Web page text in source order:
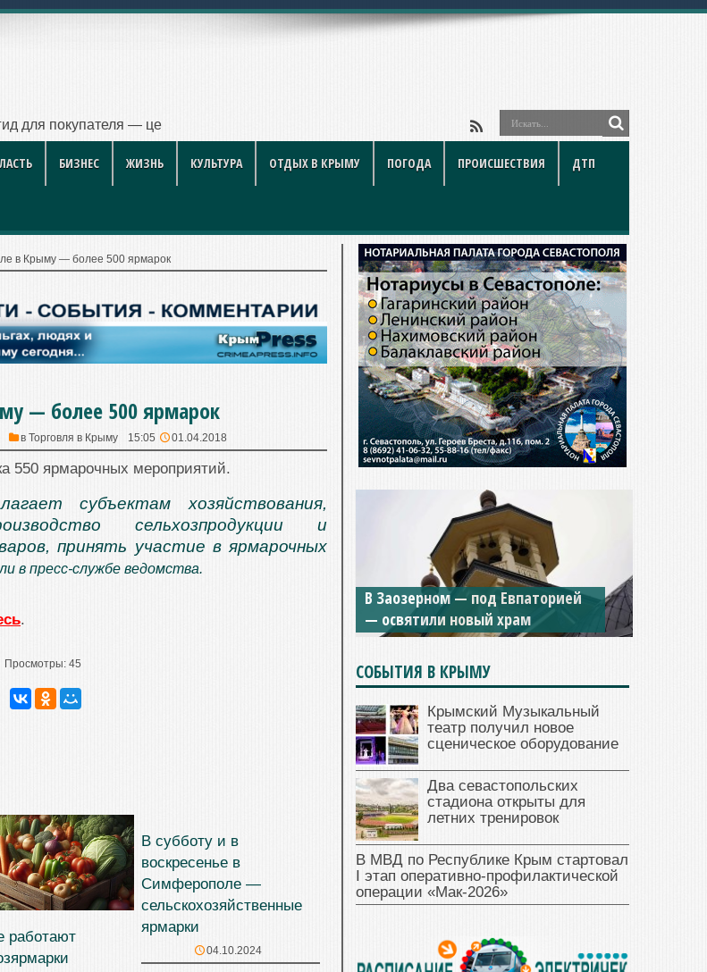
для покупателя — цены, районы, новостройки и подводные камни
— более 500 ярмарок
вТорговля в Крыму 15:05 01.04.2018
550 ярмарочных мероприятий.
субъектам хозяйствования,
сельхозпродукции и
принять участие в ярмарочных
Просмотры: 45
В субботу и в
воскресенье в
Симферополе —
сельскохозяйственные
ярмарки
Мужской монастырь Косьмы и
Дамиана в Крыму вновь открыт
Крымский Музыкальный
театр получил новое
сценическое оборудование
Два севастопольских
стадиона открыты для
летних тренировок
В МВД по Республике Крым стартовал
I этап оперативно‑профилактической